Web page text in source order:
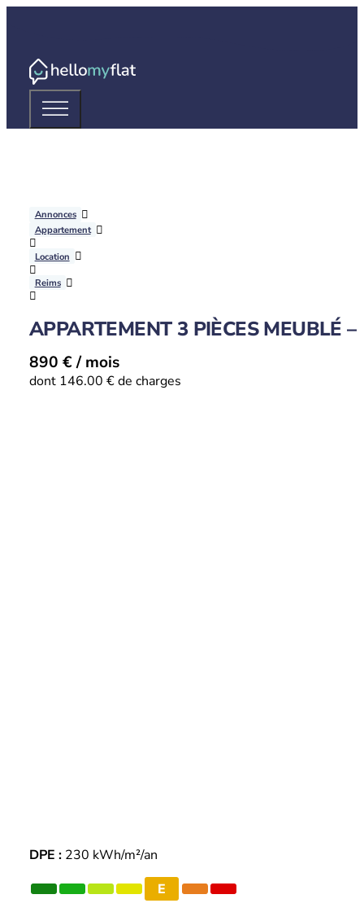
Annonces
Appartement
Location
Reims
APPARTEMENT 3 PIÈCES MEUBLÉ
890 € / mois
dont 146.00 € de charges
DPE : 230 kWh/m²/an
E